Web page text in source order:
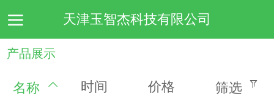
天津玉智杰科技有限公司
首页
产品展示
名称 时间 价格 筛选